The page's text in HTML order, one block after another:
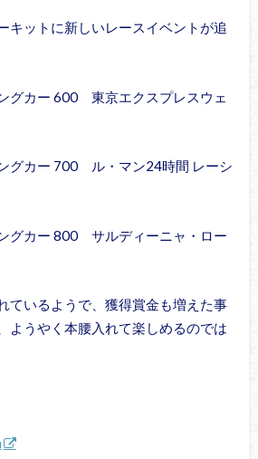
キットに新しいレースイベントが追
グカー 600 東京エクスプレスウェ
グカー 700 ル・マン24時間 レーシ
グカー 800 サルディーニャ・ロー
ているようで、獲得賞金も増えた事
ようやく本腰入れて楽しめるのでは